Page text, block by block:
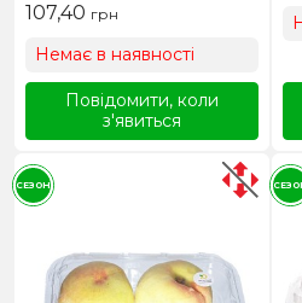
107,40 грн
Немає в наявності
Повідомити, коли
з'явиться
СЕЗОН